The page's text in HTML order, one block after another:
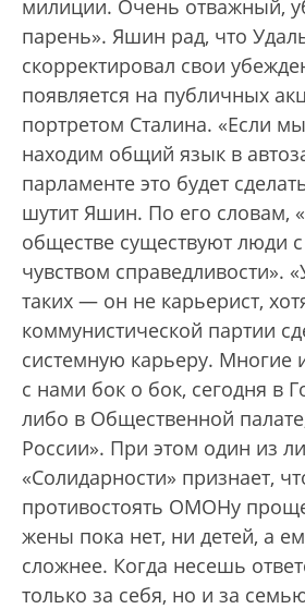
милиции. Очень отважный,
парень». Яшин рад, что
скорректировал свои
появляется на публичных
портретом Сталина. «Если
находим общий язык в
парламенте это будет
шутит Яшин. По его словам,
обществе существуют люди
чувством справедливости».
таких — он не карьерист,
коммунистической партии
системную карьеру. Многие
с нами бок о бок, сегодня в
либо в Общественной
России». При этом один из
«Солидарности» признает,
противостоять ОМОНу
жены пока нет, ни детей, а
сложнее. Когда несешь
только за себя, но и за